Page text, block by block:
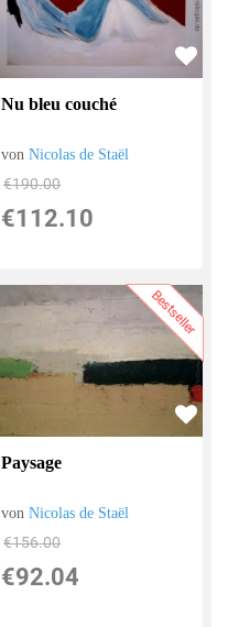
Nu bleu couché
vonNicolas de Staël
€190.00
€112.10
Bestseller
Paysage
vonNicolas de Staël
€156.00
€92.04